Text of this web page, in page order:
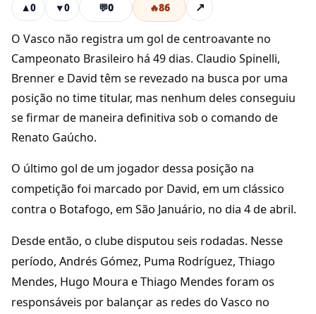
▲0 ▼0 💬0 🔥86 ↗
O Vasco não registra um gol de centroavante no
Campeonato Brasileiro há 49 dias. Claudio Spinelli,
Brenner e David têm se revezado na busca por uma
posição no time titular, mas nenhum deles conseguiu
se firmar de maneira definitiva sob o comando de
Renato Gaúcho.
O último gol de um jogador dessa posição na
competição foi marcado por David, em um clássico
contra o Botafogo, em São Januário, no dia 4 de abril.
Desde então, o clube disputou seis rodadas. Nesse
período, Andrés Gómez, Puma Rodríguez, Thiago
Mendes, Hugo Moura e Thiago Mendes foram os
responsáveis por balançar as redes do Vasco no